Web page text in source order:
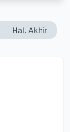
Hal. Akhir